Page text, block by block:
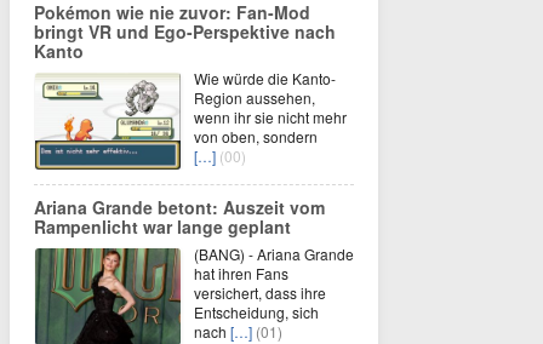
Pokémon wie nie zuvor: Fan-Mod
bringt VR und Ego-Perspektive nach
Kanto
Wie würde die Kanto-
Region aussehen,
wenn ihr sie nicht mehr
von oben, sondern
[…] (00)
Ariana Grande betont: Auszeit vom
Rampenlicht war lange geplant
(BANG) - Ariana Grande
hat ihren Fans
versichert, dass ihre
Entscheidung, sich
nach […] (01)